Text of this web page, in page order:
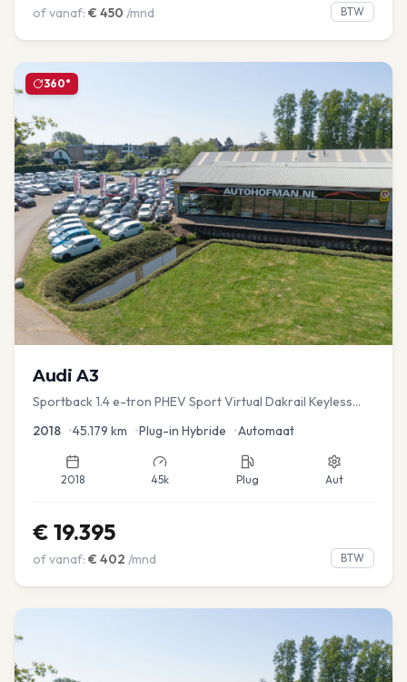
of vanaf: € 450 /mnd BTW
360°
Audi A3
Sportback 1.4 e-tron PHEV Sport Virtual Dakrail Keyless
2018 •45.179 km •Plug-in Hybride •Automaat
2018 45k Plug Aut
€ 19.395
of vanaf: € 402 /mnd BTW